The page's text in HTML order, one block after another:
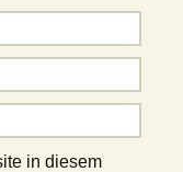
in diesem